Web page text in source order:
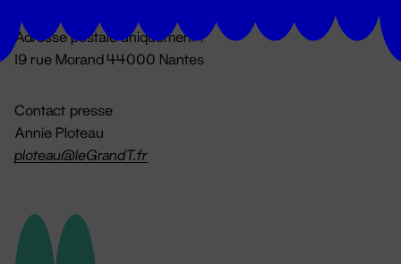
Adresse postale uniquement :
19 rue Morand 44000 Nantes
Contact presse
Annie Ploteau
ploteau@leGrandT.fr